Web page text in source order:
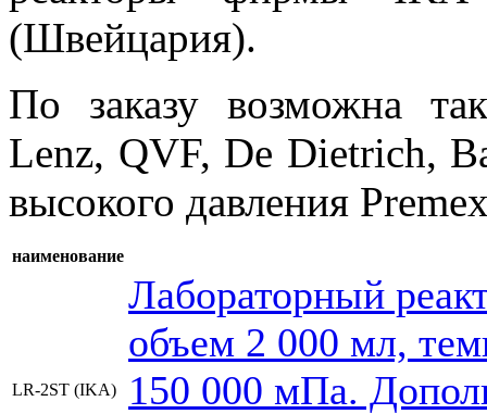
(Швейцария).
По заказу возможна
Lenz, QVF, De Dietrich,
высокого давления
наименование
LR-2ST (IKA)
Лабораторный
объем 2 000 мл,
150 000 мПа.